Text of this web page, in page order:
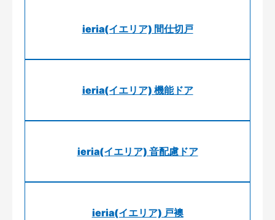
ieria(イエリア) 間仕切戸
ieria(イエリア) 機能ドア
ieria(イエリア) 音配慮ドア
ieria(イエリア) 戸襖